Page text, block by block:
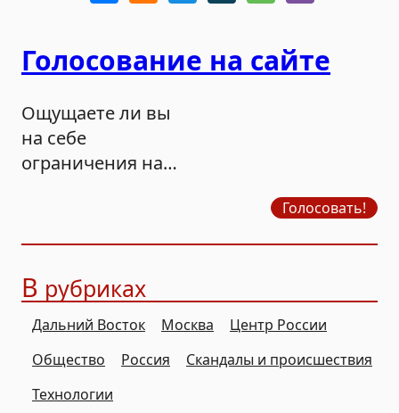
Голосование на сайте
Ощущаете ли вы
на себе
ограничения на
Голосовать!
В рубриках
Дальний Восток Москва
Центр России
Общество
Россия
Скандалы и происшествия
Технологии